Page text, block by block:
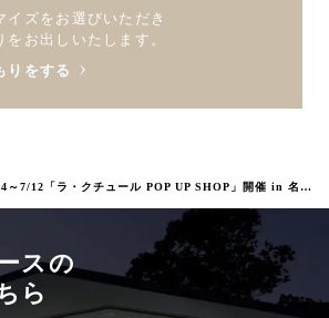
～7/12「ラ・クチュール POP UP SHOP」開催 in 名古屋
イズをお選びいただき
お出しいたします。
りをする
スの
ら